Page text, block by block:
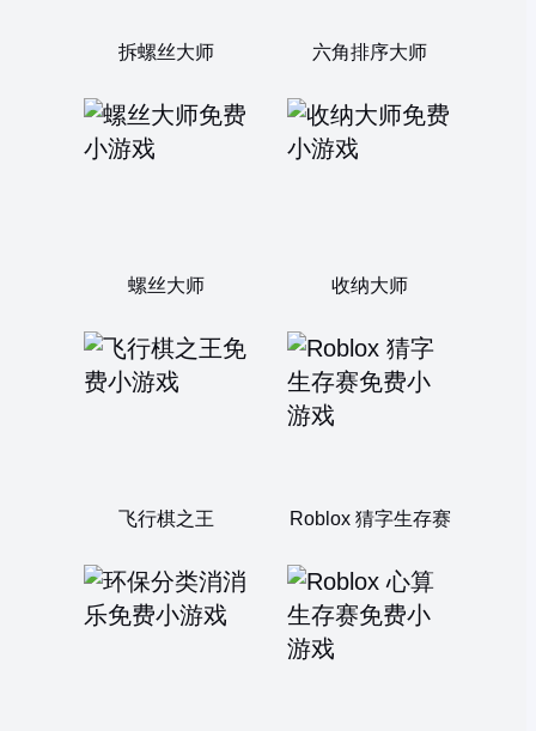
拆螺丝大师 六角排序大师
螺丝大师 收纳大师
飞行棋之王 Roblox 猜字生存赛